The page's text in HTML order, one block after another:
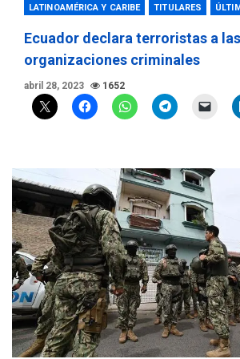
LATINOAMÉRICA Y CARIBE TITULARES
Ecuador declara terroristas a las
organizaciones criminales
abril 28, 2023 1652